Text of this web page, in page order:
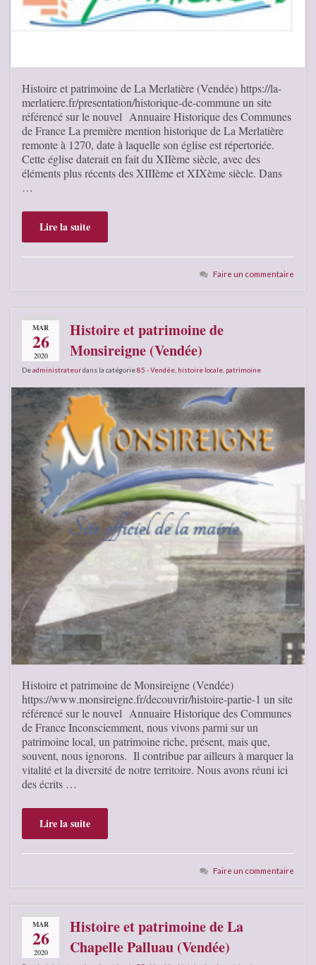
Histoire et patrimoine de La Merlatière (Vendée) https://la-
merlatiere.fr/presentation/historique-de-commune un site
référencé sur le nouvel Annuaire Historique des Communes
de France La première mention historique de La Merlatière
remonte à 1270, date à laquelle son église est répertoriée.
Cette église daterait en fait du XIIème siècle, avec des
éléments plus récents des XIIIème et XIXème siècle. Dans
…
Lire la suite
Faire un commentaire
MAR
26
2020
Histoire et patrimoine de
Monsireigne (Vendée)
Deadministrateurdans la catégorie85 - Vendée histoire locale patrimoine
Histoire et patrimoine de Monsireigne (Vendée)
https://www.monsireigne.fr/decouvrir/histoire-partie-1 un site
référencé sur le nouvel Annuaire Historique des Communes
de France Inconsciemment, nous vivons parmi sur un
patrimoine local, un patrimoine riche, présent, mais que,
souvent, nous ignorons. Il contribue par ailleurs à marquer la
vitalité et la diversité de notre territoire. Nous avons réuni ici
des écrits …
Lire la suite
Faire un commentaire
MAR
26
2020
Histoire et patrimoine de La
Chapelle Palluau (Vendée)